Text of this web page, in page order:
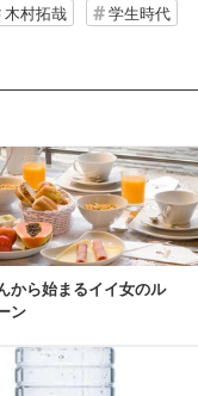
木村拓哉
学生時代
から始まるイイ女のル
ン